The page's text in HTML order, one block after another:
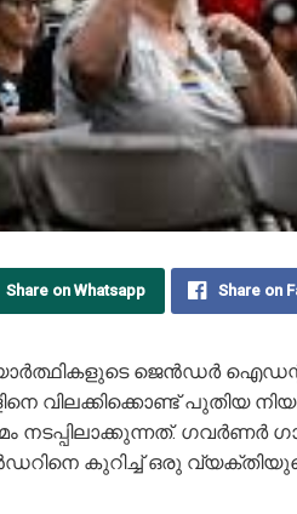
Share on Whatsapp Share on
ജെൻഡർ
വിലക്കിക്കൊണ്ട് പുതിയ
നടപ്പിലാക്കുന്നത്.
കുറിച്ച് ഒരു